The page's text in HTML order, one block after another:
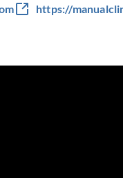
https://